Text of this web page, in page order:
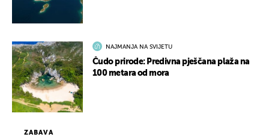
ZABAVA
NAJMANJA NA SVIJETU
Čudo prirode: Predivna pješčana plaža na
100 metara od mora